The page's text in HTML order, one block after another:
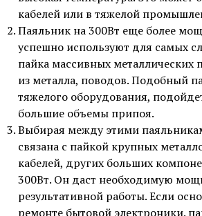
кабелей или в тяжелой
Паяльник на 300Вт еще более
успешно используют для самых
пайка массивных металлических
из металла, поводов. Подобный
тяжелого оборудования,
большие объемы припоя.
Выбирая между этими
связана с пайкой крупных
кабелей, других больших
300Вт. Он даст необходимую
результативной работы. Если
ремонте бытовой электроники.